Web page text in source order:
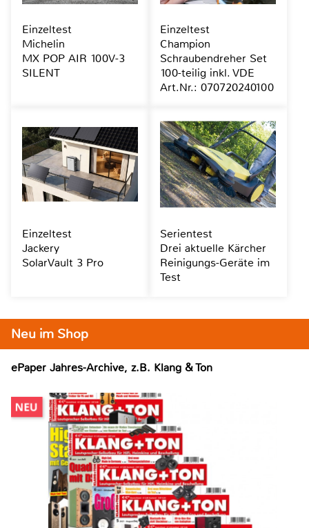
Neu im Shop
ePaper Jahres-Archive, z.B. Klang & Ton
Einzeltest
Michelin
MX POP AIR 100V-3
SILENT
Einzeltest
Champion
Schraubendreher Set
100-teilig inkl. VDE
Art.Nr.: 070720240100
Einzeltest
Jackery
SolarVault 3 Pro
Serientest
Drei aktuelle Kärcher
Reinigungs-Geräte im
Test